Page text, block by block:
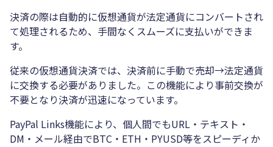
決済の際は自動的に仮想通貨が法定通貨にコンバートされ
て処理されるため、手間なくスムーズに支払いができま
す。
従来の仮想通貨決済では、決済前に手動で売却→法定通貨
に交換する必要がありました。この機能により事前交換が
不要となり決済が迅速になっています。
PayPal Links機能により、個人間でもURL・テキスト・
DM・メール経由でBTC・ETH・PYUSD等をスピーディか